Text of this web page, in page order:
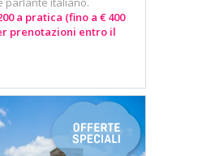
a pratica (fino a € 400
prenotazioni entro il